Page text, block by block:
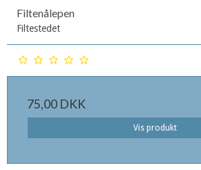
Filtenålepen
Filtestedet
75,00 DKK
Vis produkt